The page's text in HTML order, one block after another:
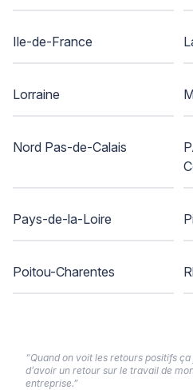
Ile-de-France
Lorraine
Nord Pas-de-Calais
Pays-de-la-Loire
Poitou-Charentes
“Quand on voit les retours positifs
d’avoir un retour sur le travail de
entreprise.”